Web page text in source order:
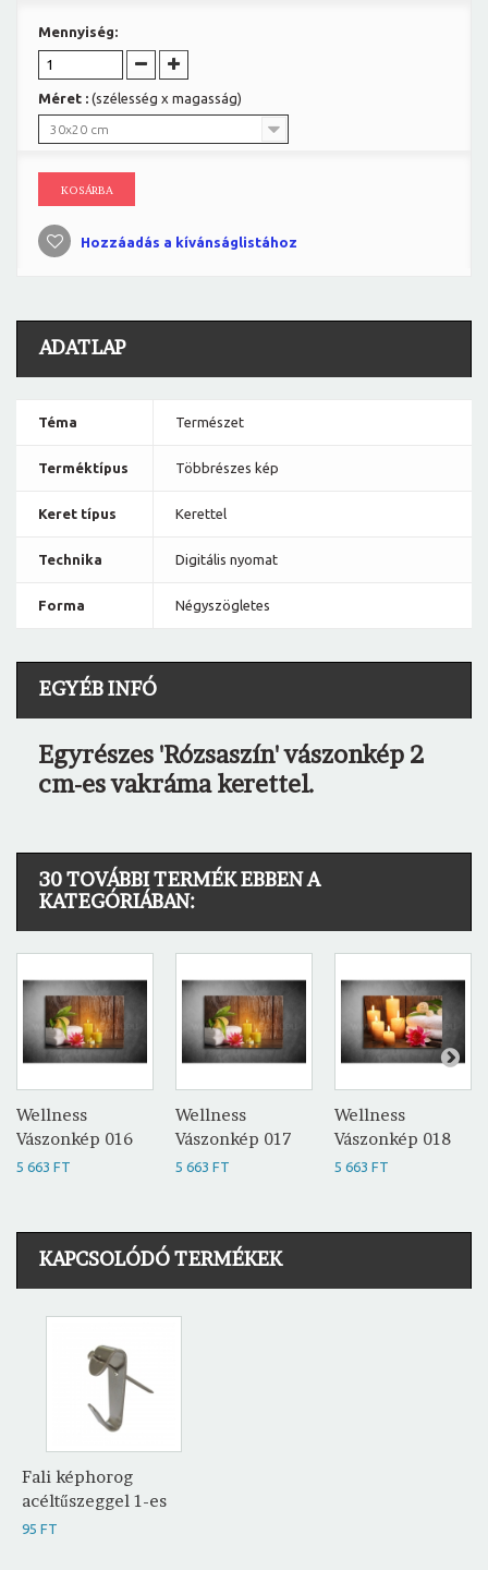
Mennyiség:
Méret : (szélesség x magasság)
30x20 cm
KOSÁRBA
Hozzáadás a kívánságlistához
ADATLAP
Téma Természet
Terméktípus Többrészes kép
Keret típus Kerettel
Technika Digitális nyomat
Forma Négyszögletes
EGYÉB INFÓ
Egyrészes 'Rózsaszín' vászonkép 2
cm-es vakráma kerettel.
30 TOVÁBBI TERMÉK EBBEN A
KATEGÓRIÁBAN:
Wellness
Vászonkép 016
5 663 FT
Wellness
Vászonkép 017
5 663 FT
Wellness
Vászonkép 018
5 663 FT
KAPCSOLÓDÓ TERMÉKEK
Fali képhorog
acéltűszeggel 1-es
95 FT